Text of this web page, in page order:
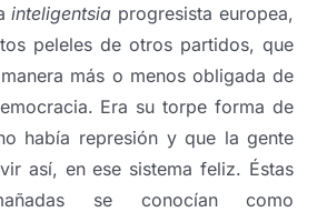
inteligentsia progresista europea,
peleles de otros partidos, que
más o menos obligada de
Era su torpe forma de
había represión y que la gente
así, en ese sistema feliz. Éstas
se conocían como